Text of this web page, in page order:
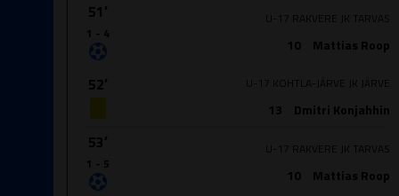
51′
1 - 4
10 Mattias Roop
U-17 RAKVERE JK TARVAS
52′
13 Dmitri Konjahhin
U-17 KOHTLA-JÄRVE JK JÄRVE
53′
1 - 5
10 Mattias Roop
U-17 RAKVERE JK TARVAS